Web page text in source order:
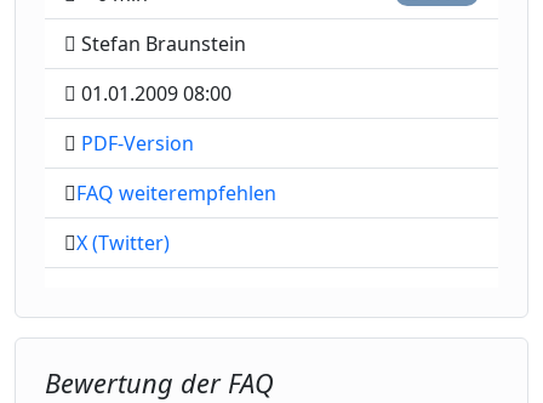
Stefan Braunstein
01.01.2009 08:00
PDF-Version
FAQ weiterempfehlen
X (Twitter)
Bewertung der FAQ